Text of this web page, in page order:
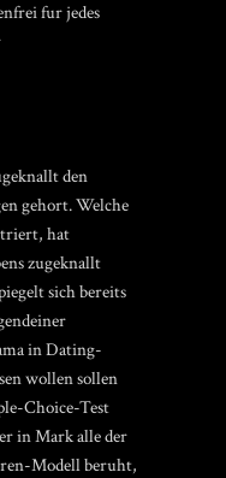
fur jedes
den
gehort. Welche
hat
zugeknallt
sich bereits
in Dating-
wollen sollen
Choice-Test
in Mark alle der
Modell beruht,